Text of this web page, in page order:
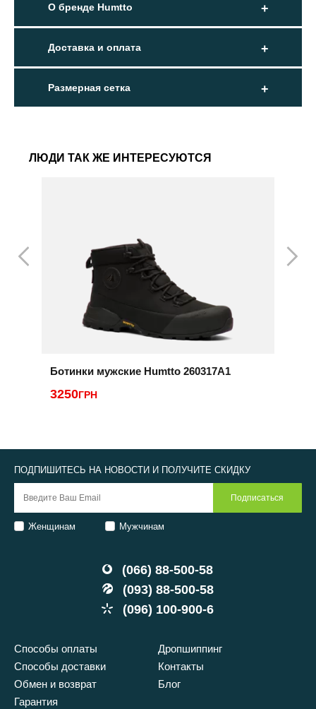
О бренде Humtto
Доставка и оплата
Размерная сетка
ЛЮДИ ТАК ЖЕ ИНТЕРЕСУЮТСЯ
Ботинки мужские Humtto 260317A1
3250ГРН
(066) 88-500-58
(093) 88-500-58
(096) 100-900-6
Способы оплаты
Способы доставки
Обмен и возврат
Гарантия
Дропшиппинг
Контакты
Блог
ПОДПИШИТЕСЬ НА НОВОСТИ И ПОЛУЧИТЕ СКИДКУ
Женщинам Мужчинам